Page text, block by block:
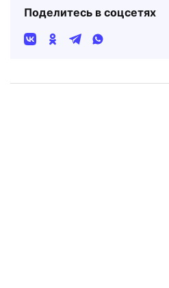
Поделитесь в соцсетях